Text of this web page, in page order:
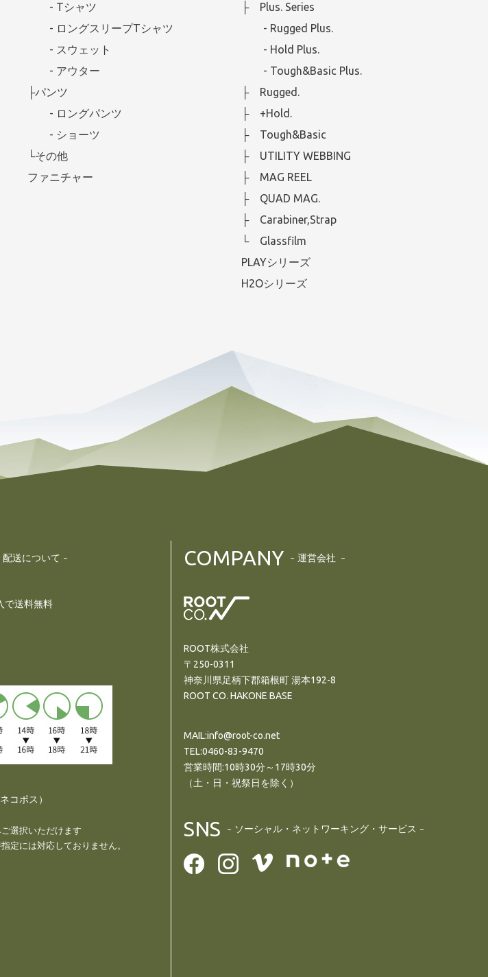
- Tシャツ
- ロングスリープTシャツ
- スウェット
- アウター
├パンツ
- ロングパンツ
- ショーツ
└その他
ファニチャー
├ Plus. Series
- Rugged Plus.
- Hold Plus.
- Tough&Basic Plus.
├ Rugged.
├ +Hold.
├ Tough&Basic
├ UTILITY WEBBING
├ MAG REEL
├ QUAD MAG.
├ Carabiner,Strap
└ Glassfilm
PLAYシリーズ
H2Oシリーズ
配送について
で送料無料
コポス）
選択いただけます
定には対応しておりません。
COMPANY 運営会社
ROOT株式会社
〒250-0311
神奈川県足柄下郡箱根町 湯本192-8
ROOT CO. HAKONE BASE
MAIL:info@root-co.net
TEL:0460-83-9470
営業時間:10時30分～17時30分
（土・日・祝祭日を除く）
SNS ソーシャル・ネットワーキング・サービス